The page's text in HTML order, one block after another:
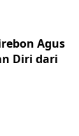
Agus
Diri dari